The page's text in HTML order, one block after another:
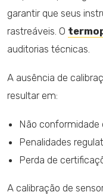
garantir que seus
rastreáveis. O
auditorias técnicas.
A ausência de
resultar em:
Não conformidade
Penalidades
Perda de
A calibração de